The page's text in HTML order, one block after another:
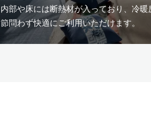
内部や床には断熱材が入っており、冷暖
節問わず快適にご利用いただけます。